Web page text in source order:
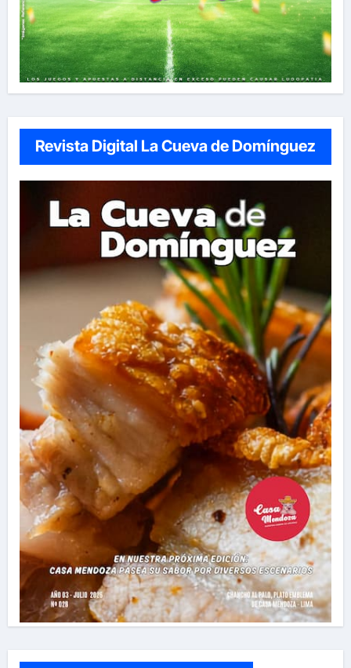
Revista Digital La Cueva de Domínguez